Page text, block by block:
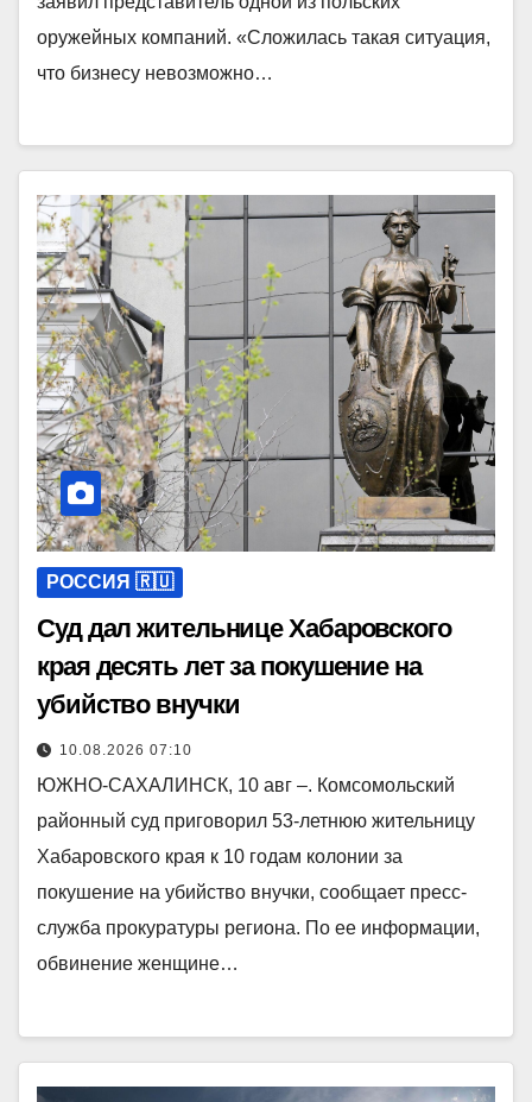
оружейных компаний. «Сложилась такая ситуация,
что бизнесу невозможно…
РОССИЯ 🇷🇺
Суд дал жительнице Хабаровского
края десять лет за покушение на
убийство внучки
10.08.2026 07:10
ЮЖНО-САХАЛИНСК, 10 авг –. Комсомольский
районный суд приговорил 53-летнюю жительницу
Хабаровского края к 10 годам колонии за
покушение на убийство внучки, сообщает пресс-
служба прокуратуры региона. По ее информации,
обвинение женщине…